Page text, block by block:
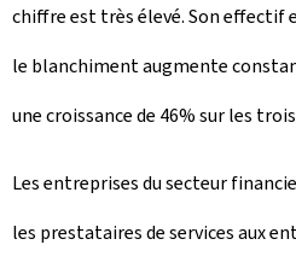
chiffre est très élevé. Son effectif
le blanchiment augmente
une croissance de 46% sur les
Les entreprises du secteur
les prestataires de services aux